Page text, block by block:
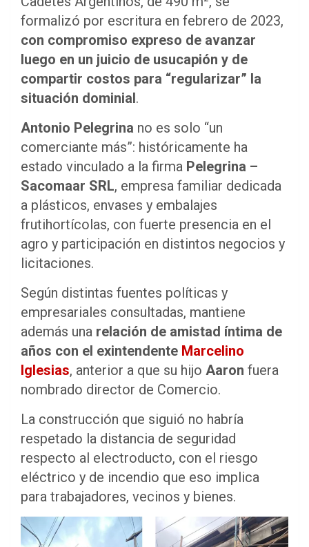
formalizó por escritura en febrero de 2023,
con compromiso expreso de avanzar
luego en un juicio de usucapión y de
compartir costos para “regularizar” la
situación dominial.
Antonio Pelegrina no es solo “un
comerciante más”: históricamente ha
estado vinculado a la firma Pelegrina –
Sacomaar SRL, empresa familiar dedicada
a plásticos, envases y embalajes
frutihortícolas, con fuerte presencia en el
agro y participación en distintos negocios y
licitaciones.
Según distintas fuentes políticas y
empresariales consultadas, mantiene
además una relación de amistad íntima de
años con el exintendente Marcelino
Iglesias, anterior a que su hijo Aaron fuera
nombrado director de Comercio.
La construcción que siguió no habría
respetado la distancia de seguridad
respecto al electroducto, con el riesgo
eléctrico y de incendio que eso implica
para trabajadores, vecinos y bienes.